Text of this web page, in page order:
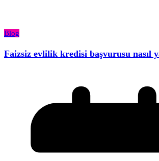
Blog
Faizsiz evlilik kredisi başvurusu nasıl